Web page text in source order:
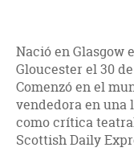
Nació en Glasgow
Gloucester el 30
Comenzó en el
vendedora en una
como crítica
Scottish Daily